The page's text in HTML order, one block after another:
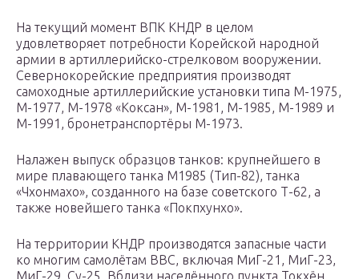
На текущий момент ВПК КНДР в целом
удовлетворяет потребности Корейской народной
армии в артиллерийско-стрелковом вооружении.
Севернокорейские предприятия производят
самоходные артиллерийские установки типа М-1975,
М-1977, М-1978 «Коксан», М-1981, М-1985, М-1989 и
М-1991, бронетранспортёры М-1973.
Налажен выпуск образцов танков: крупнейшего в
мире плавающего танка М1985 (Тип-82), танка
«Чхонмахо», созданного на базе советского Т-62, а
также новейшего танка «Покпхунхо».
На территории КНДР производятся запасные части
ко многим самолётам ВВС, включая МиГ-21, МиГ-23,
МиГ-29, Су-25. Вблизи населённого пункта Токхён